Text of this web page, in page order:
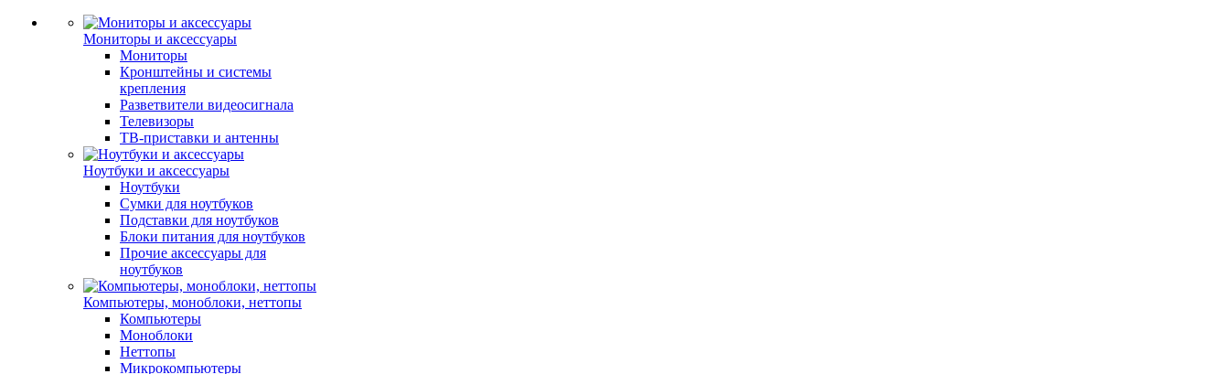
Мониторы и аксессуары
Мониторы
Кронштейны и системы
крепления
Разветвители видеосигнала
Телевизоры
ТВ-приставки и антенны
Ноутбуки и аксессуары
Ноутбуки
Сумки для ноутбуков
Подставки для ноутбуков
Блоки питания для ноутбуков
Прочие аксессуары для
ноутбуков
Компьютеры, моноблоки, неттопы
Компьютеры
Моноблоки
Неттопы
Микрокомпьютеры